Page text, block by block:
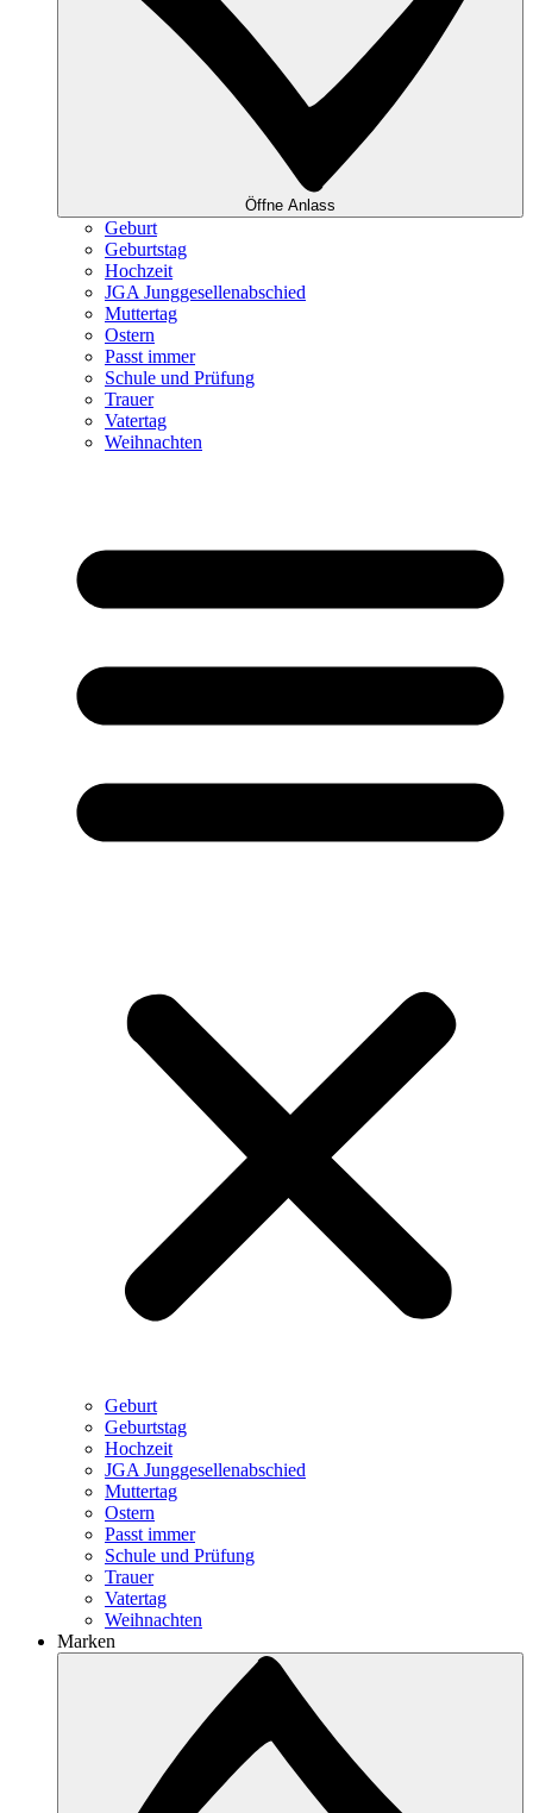
Öffne Anlass
Geburt
Geburtstag
Hochzeit
JGA Junggesellenabschied
Muttertag
Ostern
Passt immer
Schule und Prüfung
Trauer
Vatertag
Weihnachten
Geburt
Geburtstag
Hochzeit
JGA Junggesellenabschied
Muttertag
Ostern
Passt immer
Schule und Prüfung
Trauer
Vatertag
Weihnachten
Marken